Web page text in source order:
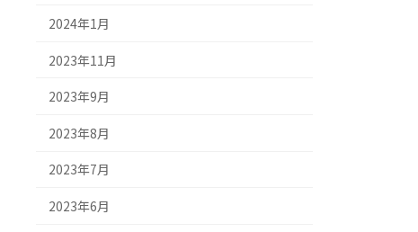
2024年1月
2023年11月
2023年9月
2023年8月
2023年7月
2023年6月